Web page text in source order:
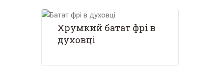
Хрумкий батат фрі в
духовці